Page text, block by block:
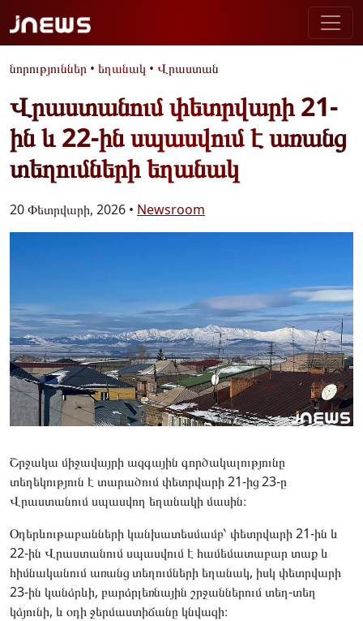
նորություններ • եղանակ • Վրաստան
Վրաստանում փետրվարի 21-
ին և 22-ին սպասվում է առանց
տեղումների եղանակ
20 Փետրվարի, 2026 • Newsroom
Շրջակա միջավայրի ազգային գործակալությունը
տեղեկություն է տարածում փետրվարի 21-ից 23-ը
Վրաստանում սպասվող եղանակի մասին։
Օդերևութաբանների կանխատեսմամբ՝ փետրվարի 21-ին և
22-ին Վրաստանում սպասվում է համեմատաբար տաք և
հիմնականում առանց տեղումների եղանակ, իսկ փետրվարի
23-ին կանձրևի, բարձրլեռնային շրջաններում տեղ-տեղ
կձյունի, և օդի ջերմաստիճանը կնվազի։